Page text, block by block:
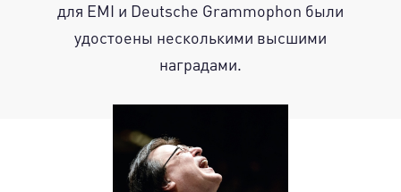
для EMI и Deutsche Grammophon были
удостоены несколькими высшими
наградами.